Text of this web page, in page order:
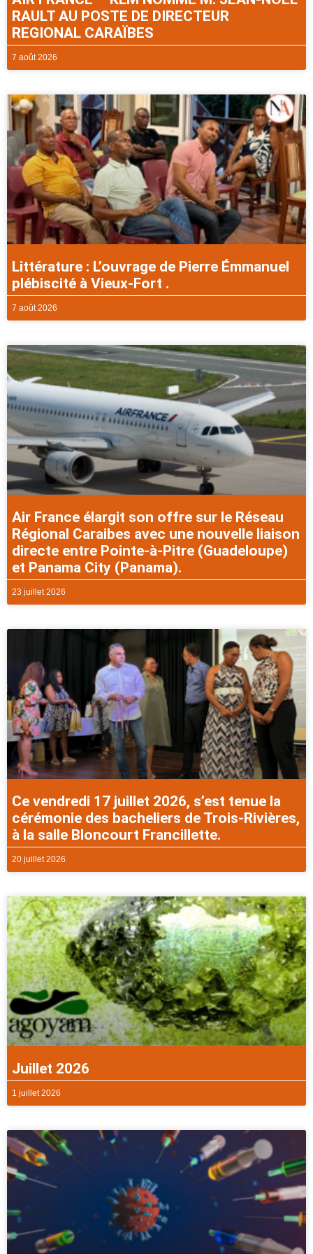
RAULT AU POSTE DE DIRECTEUR
REGIONAL CARAÏBES
7 août 2026
Littérature : L’ouvrage de Pierre Émmanuel
plébiscité à Vieux-Fort .
7 août 2026
Air France élargit son offre sur le Réseau
Régional Caraibes avec une nouvelle liaison
directe entre Pointe-à-Pitre (Guadeloupe)
et Panama City (Panama).
23 juillet 2026
Ce vendredi 17 juillet 2026, s’est tenue la
cérémonie des bacheliers de Trois-Rivières,
à la salle Bloncourt Francillette.
20 juillet 2026
Juillet 2026
1 juillet 2026